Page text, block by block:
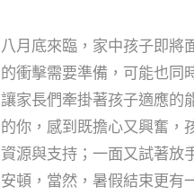
八月底來臨，家中孩子即將
的衝擊需要準備，可能也同
讓家長們牽掛著孩子適應的
的你，感到既擔心又興奮，
資源與支持；一面又試著放
安頓，當然，暑假結束更有